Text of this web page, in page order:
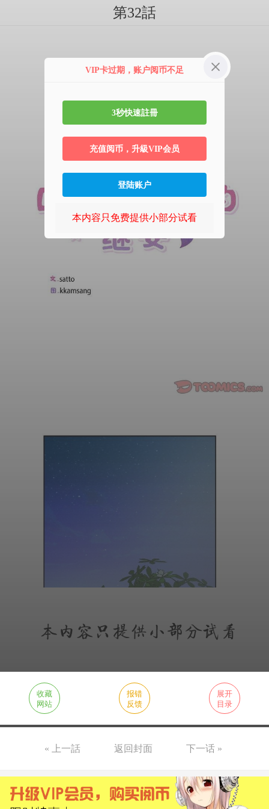
第32話
收藏
网站
报错
反馈
展开
目录
« 上一話 返回封面 下一话 »
VIP卡过期，账户阅币不足
3秒快速註冊
充值阅币，升級VIP会员
登陆账户
本内容只免费提供小部分试看